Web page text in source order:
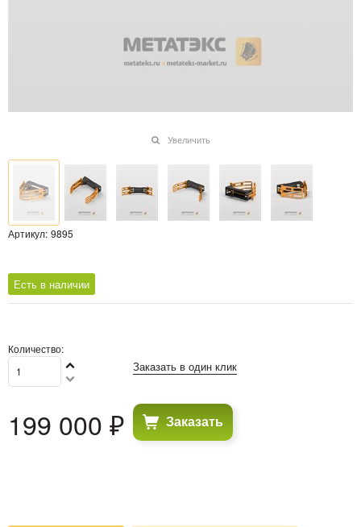
Увеличить
Артикул: 9895
Есть в наличии
Количество:
199 000 ₽
Заказать в один клик
Заказать